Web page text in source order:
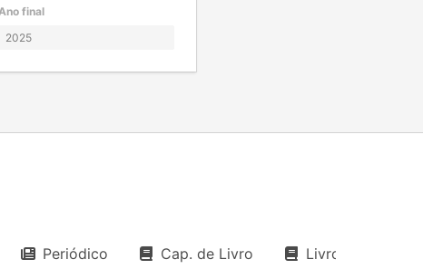
final
Periódico Cap. de Livro Livro